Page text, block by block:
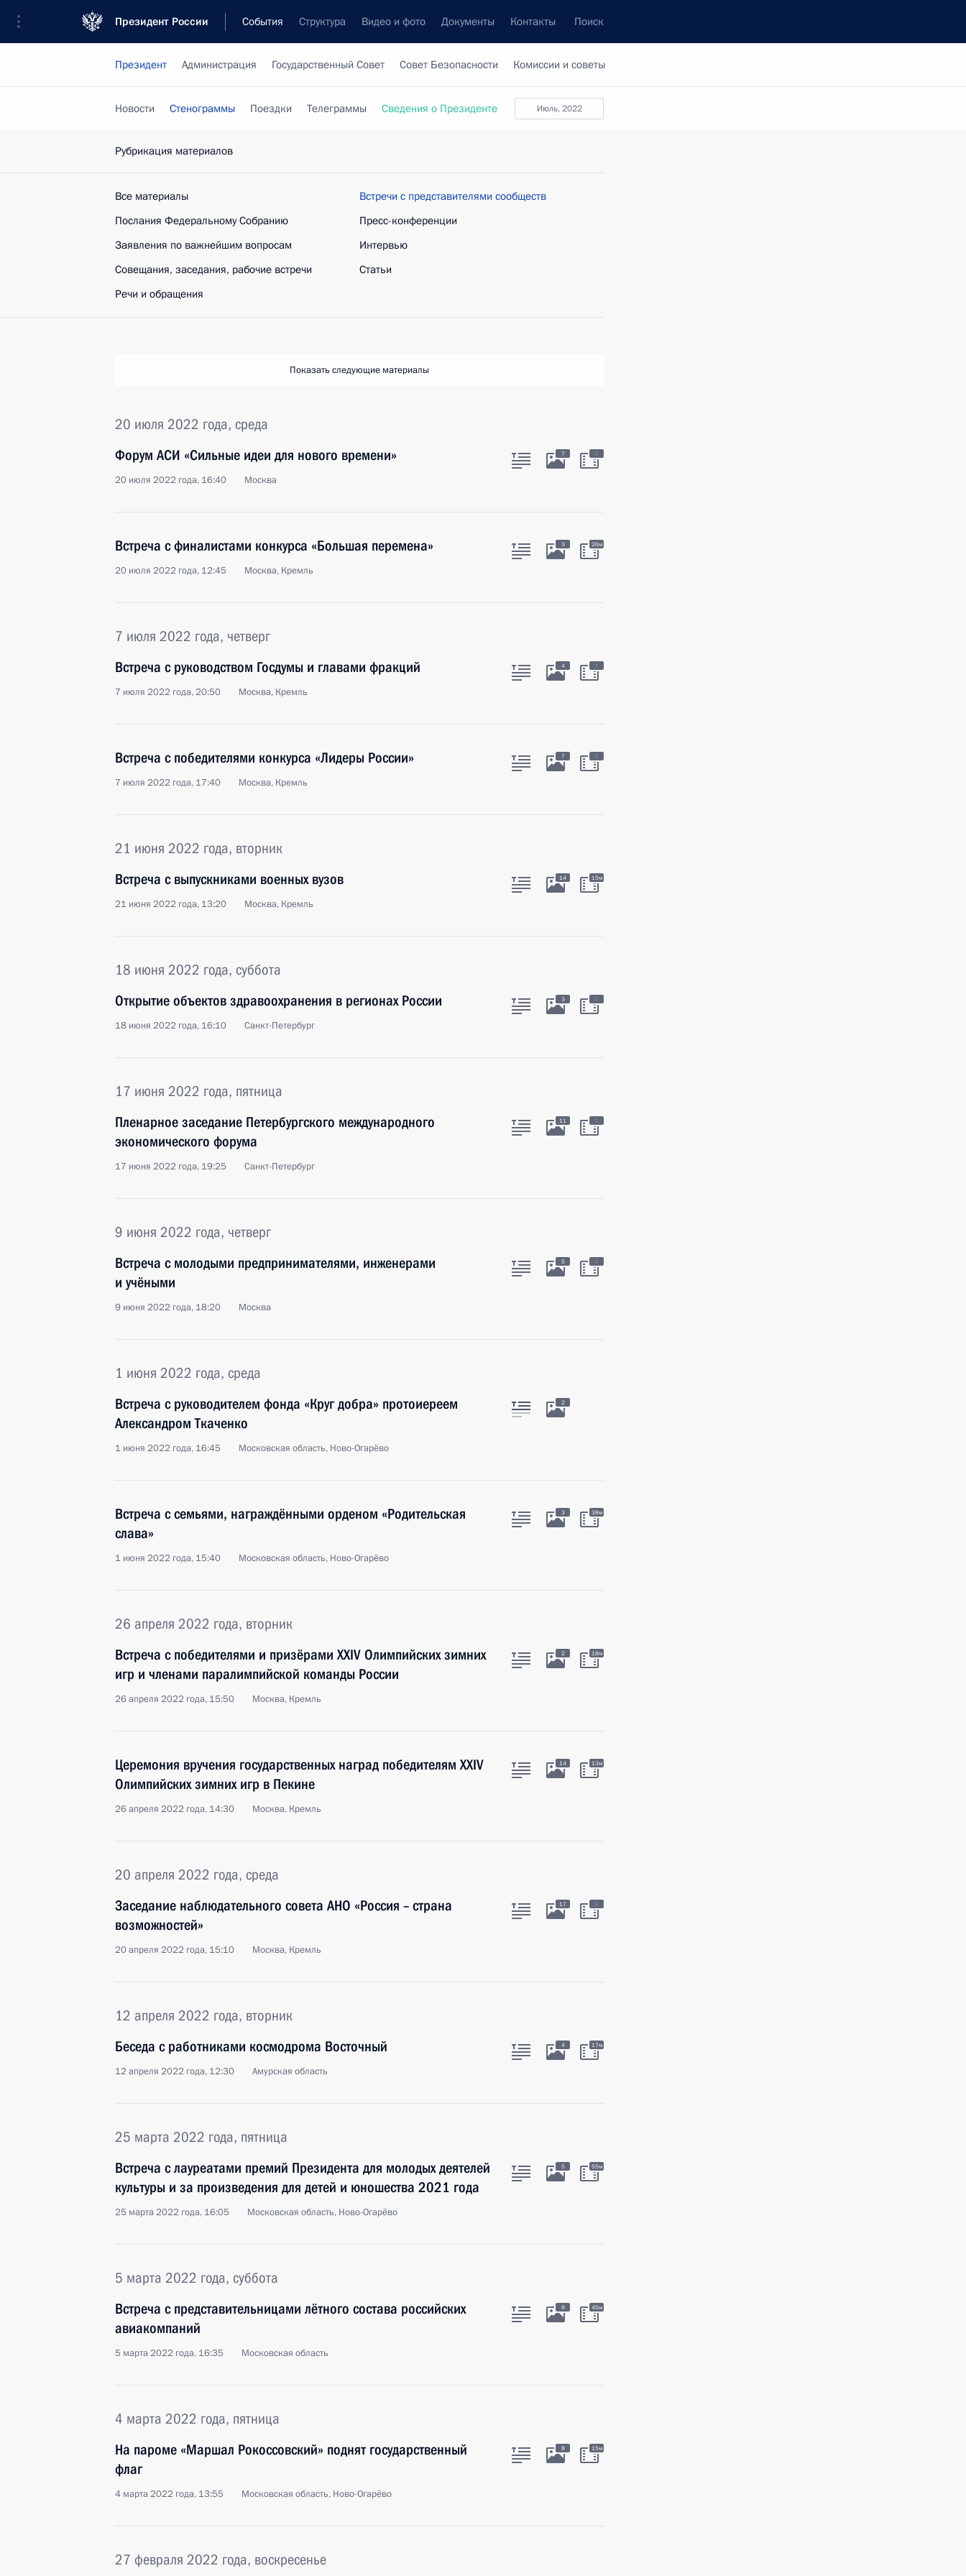
Президент России События Структура Видео и фото Документы Контакты Поиск
Президент Администрация Государственный Совет Совет Безопасности Комиссии и советы
июль, 2022
Новости Стенограммы Поездки Телеграммы Сведения о Президенте
Рубрикация материалов
Все материалы
Послания Федеральному Собранию
Заявления по важнейшим вопросам
Совещания, заседания, рабочие встречи
Речи и обращения
Встречи с представителями сообществ
Пресс-конференции
Интервью
Статьи
Показать следующие материалы
20 июля 2022 года, среда
Форум АСИ «Сильные идеи для нового времени»
20 июля 2022 года, 16:40 Москва
7 :
Встреча с финалистами конкурса «Большая перемена»
20 июля 2022 года, 12:45 Москва, Кремль
3 26м
7 июля 2022 года, четверг
Встреча с руководством Госдумы и главами фракций
7 июля 2022 года, 20:50 Москва, Кремль
4 :
Встреча с победителями конкурса «Лидеры России»
7 июля 2022 года, 17:40 Москва, Кремль
7 :
21 июня 2022 года, вторник
Встреча с выпускниками военных вузов
21 июня 2022 года, 13:20 Москва, Кремль
14 15м
18 июня 2022 года, суббота
Открытие объектов здравоохранения в регионах России
18 июня 2022 года, 16:10 Санкт-Петербург
3 :
17 июня 2022 года, пятница
Пленарное заседание Петербургского международного
экономического форума
17 июня 2022 года, 19:25 Санкт-Петербург
11 :
9 июня 2022 года, четверг
Встреча с молодыми предпринимателями, инженерами
и учёными
9 июня 2022 года, 18:20 Москва
5 :
1 июня 2022 года, среда
Встреча с руководителем фонда «Круг добра» протоиереем
Александром Ткаченко
1 июня 2022 года, 16:45 Московская область, Ново-Огарёво
2
Встреча с семьями, награждёнными орденом «Родительская
слава»
1 июня 2022 года, 15:40 Московская область, Ново-Огарёво
3 38м
26 апреля 2022 года, вторник
Встреча с победителями и призёрами XXIV Олимпийских зимних
игр и членами паралимпийской команды России
26 апреля 2022 года, 15:50 Москва, Кремль
2 18м
Церемония вручения государственных наград победителям XXIV
Олимпийских зимних игр в Пекине
26 апреля 2022 года, 14:30 Москва, Кремль
14 13м
20 апреля 2022 года, среда
Заседание наблюдательного совета АНО «Россия – страна
возможностей»
20 апреля 2022 года, 15:10 Москва, Кремль
17 :
12 апреля 2022 года, вторник
Беседа с работниками космодрома Восточный
12 апреля 2022 года, 12:30 Амурская область
4 17м
25 марта 2022 года, пятница
Встреча с лауреатами премий Президента для молодых деятелей
культуры и за произведения для детей и юношества 2021 года
25 марта 2022 года, 16:05 Московская область, Ново-Огарёво
5 55м
5 марта 2022 года, суббота
Встреча с представительницами лётного состава российских
авиакомпаний
5 марта 2022 года, 16:35 Московская область
9 45м
4 марта 2022 года, пятница
На пароме «Маршал Рокоссовский» поднят государственный
флаг
4 марта 2022 года, 13:55 Московская область, Ново-Огарёво
8 15м
27 февраля 2022 года, воскресенье